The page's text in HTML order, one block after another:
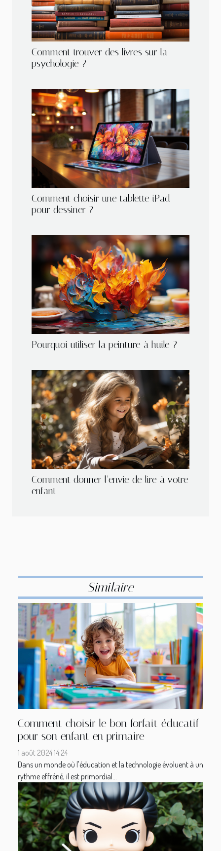
Comment trouver des livres sur la
psychologie ?
Comment choisir une tablette iPad
pour dessiner ?
Pourquoi utiliser la peinture à huile ?
Comment donner l’envie de lire à votre
enfant
Similaire
Comment choisir le bon forfait éducatif
pour son enfant en primaire
1 août 2024 14:24
Dans un monde où l'éducation et la technologie évoluent à un
rythme effréné, il est primordial...